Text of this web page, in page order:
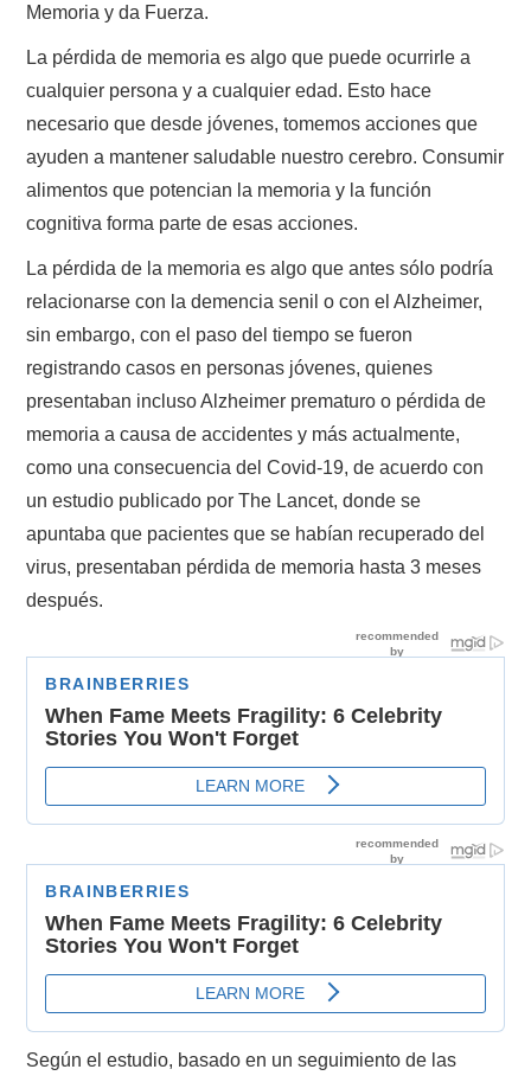
Memoria y da Fuerza.
La pérdida de memoria es algo que puede ocurrirle a
cualquier persona y a cualquier edad. Esto hace
necesario que desde jóvenes, tomemos acciones que
ayuden a mantener saludable nuestro cerebro. Consumir
alimentos que potencian la memoria y la función
cognitiva forma parte de esas acciones.
La pérdida de la memoria es algo que antes sólo podría
relacionarse con la demencia senil o con el Alzheimer,
sin embargo, con el paso del tiempo se fueron
registrando casos en personas jóvenes, quienes
presentaban incluso Alzheimer prematuro o pérdida de
memoria a causa de accidentes y más actualmente,
como una consecuencia del Covid-19, de acuerdo con
un estudio publicado por The Lancet, donde se
apuntaba que pacientes que se habían recuperado del
virus, presentaban pérdida de memoria hasta 3 meses
después.
Según el estudio, basado en un seguimiento de las